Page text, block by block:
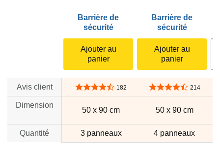
Barrière de
sécurité
Barrière de
sécurité
Ajouter au
panier
Ajouter au
panier
Avis client 4,6 sur 5 étoiles
182 4,5 sur 5 étoiles
214
Dimension
50 x 90 cm 50 x 90 cm
Quantité 3 panneaux 4 panneaux